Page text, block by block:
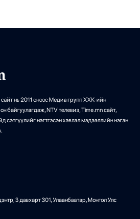
нь 2011 оноос Медиа групп ХХК-ийн
байгуулагдаж, NTV телевиз, Time.mn сайт,
сэтгүүлийг нэгтгэсэн хэвлэл мэдээллийн нэгэн
3 давхарт 301, Улаанбаатар, Монгол Улс